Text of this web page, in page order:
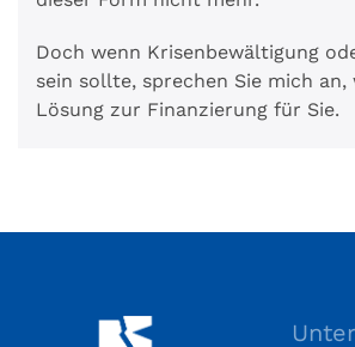
Doch wenn Krisenbewältigung
sein sollte, sprechen Sie mich
Lösung zur Finanzierung für Sie.